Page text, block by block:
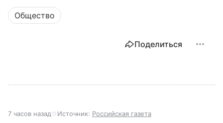
Общество
Поделиться
7 часов назад Источник: Российская газета